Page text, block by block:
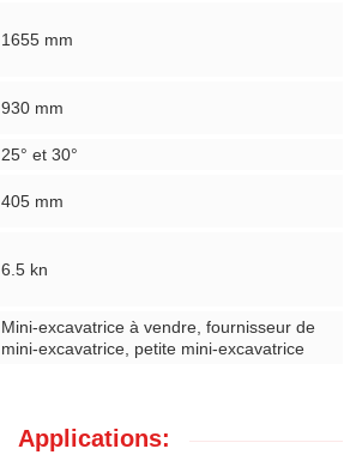
1655 mm
930 mm
25° et 30°
405 mm
6.5 kn
Mini-excavatrice à vendre, fournisseur de
mini-excavatrice, petite mini-excavatrice
Applications: